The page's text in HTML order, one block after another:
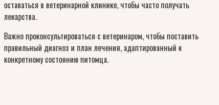
оставаться в ветеринарной клинике, чтобы часто получать
лекарства.
Важно проконсультироваться с ветеринаром, чтобы поставить
правильный диагноз и план лечения, адаптированный к
конкретному состоянию питомца.